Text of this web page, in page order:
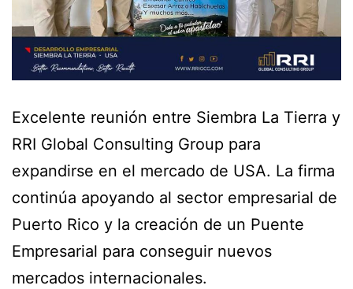
Excelente reunión entre Siembra La Tierra y
RRI Global Consulting Group para
expandirse en el mercado de USA. La firma
continúa apoyando al sector empresarial de
Puerto Rico y la creación de un Puente
Empresarial para conseguir nuevos
mercados internacionales.